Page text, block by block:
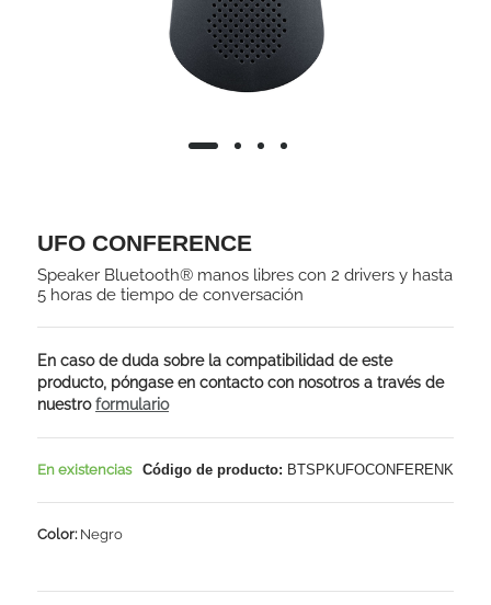
UFO CONFERENCE
Speaker Bluetooth® manos libres con 2 drivers y hasta
5 horas de tiempo de conversación
En caso de duda sobre la compatibilidad de este
producto, póngase en contacto con nosotros a través de
nuestroformulario
En existencias Código de producto: BTSPKUFOCONFERENK
Color:Negro